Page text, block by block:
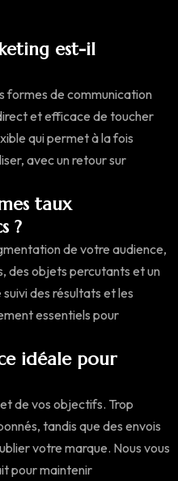
est-il
formes de communication
et efficace de toucher
qui permet à la fois
avec un retour sur
taux
?
de votre audience,
des objets percutants et un
des résultats et les
essentiels pour
idéale pour
de vos objectifs. Trop
tandis que des envois
votre marque. Nous vous
pour maintenir